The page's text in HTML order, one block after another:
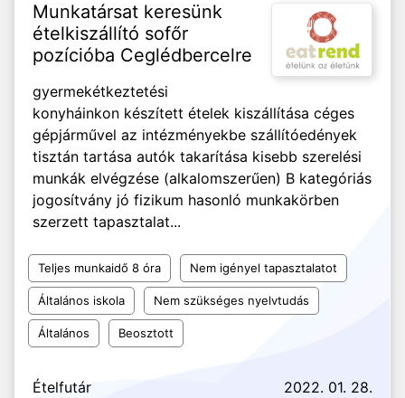
Munkatársat keresünk
ételkiszállító sofőr
pozícióba Ceglédbercelre
gyermekétkeztetési
konyháinkon készített ételek kiszállítása céges
gépjárművel az intézményekbe szállítóedények
tisztán tartása autók takarítása kisebb szerelési
munkák elvégzése (alkalomszerűen) B kategóriás
jogosítvány jó fizikum hasonló munkakörben
szerzett tapasztalat...
Teljes munkaidő 8 óra Nem igényel tapasztalatot
Általános iskola Nem szükséges nyelvtudás
Általános Beosztott
Ételfutár 2022. 01. 28.